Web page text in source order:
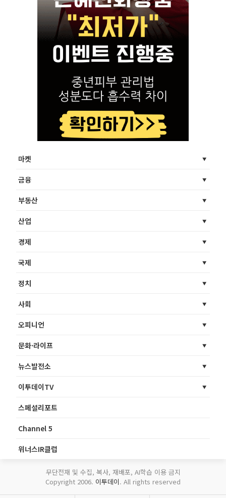
마켓
금융
부동산
산업
경제
국제
정치
사회
오피니언
문화·라이프
뉴스발전소
이투데이TV
스페셜리포트
Channel 5
위너스IR클럽
무단전재 및 수집, 복사, 재배포, AI학습 이용 금지
Copyright 2006. 이투데이. All rights reserved